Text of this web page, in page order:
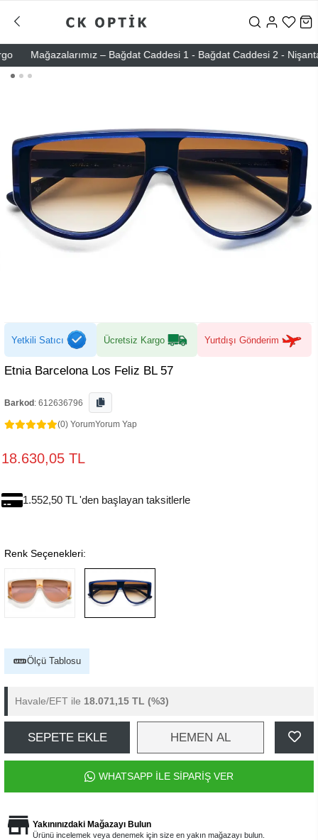
Mağazalarımız – Bağdat Caddesi 1 - Bağdat Caddesi 2 -
Yetkili Satıcı Ücretsiz Kargo Yurtdışı Gönderim
Etnia Barcelona Los Feliz BL 57
Barkod : 612636796
(0) YorumYorum Yap
18.630,05 TL
1.552,50 TL 'den başlayan taksitlerle
Renk Seçenekleri:
Ölçü Tablosu
Havale/EFT ile 18.071,15 TL (%3)
SEPETE EKLE HEMEN AL
WHATSAPP İLE SİPARİŞ VER
Yakınınızdaki Mağazayı Bulun
Ürünü incelemek veya denemek için size en yakın mağazayı bulun.